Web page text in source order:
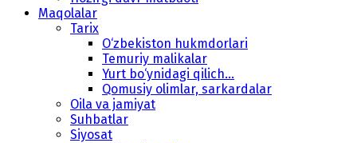
Maqolalar
Tarix
O‘zbekiston hukmdorlari
Temuriy malikalar
Yurt bo‘ynidagi qilich...
Qomusiy olimlar, sarkardalar
Oila va jamiyat
Suhbatlar
Siyosat